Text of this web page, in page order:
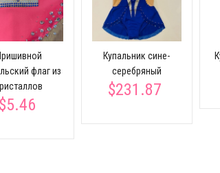
флаг из
$5.46
Купальник сине-
серебряный
$231.87